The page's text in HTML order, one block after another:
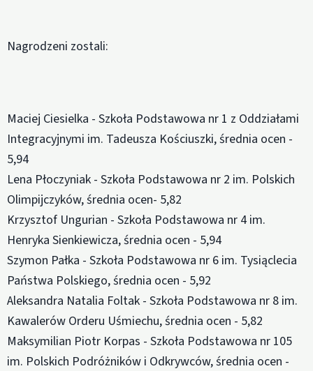
Nagrodzeni zostali:
Maciej Ciesielka - Szkoła Podstawowa nr 1 z Oddziałami
Integracyjnymi im. Tadeusza Kościuszki, średnia ocen -
5,94
Lena Płoczyniak - Szkoła Podstawowa nr 2 im. Polskich
Olimpijczyków, średnia ocen- 5,82
Krzysztof Ungurian - Szkoła Podstawowa nr 4 im.
Henryka Sienkiewicza, średnia ocen - 5,94
Szymon Pałka - Szkoła Podstawowa nr 6 im. Tysiąclecia
Państwa Polskiego, średnia ocen - 5,92
Aleksandra Natalia Foltak - Szkoła Podstawowa nr 8 im.
Kawalerów Orderu Uśmiechu, średnia ocen - 5,82
Maksymilian Piotr Korpas - Szkoła Podstawowa nr 105
im. Polskich Podróżników i Odkrywców, średnia ocen -